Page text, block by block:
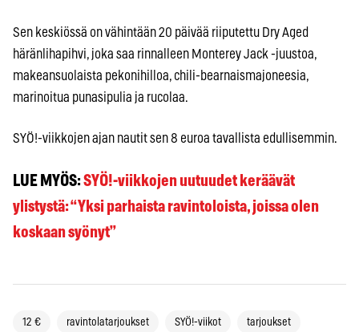
Sen keskiössä on vähintään 20 päivää riiputettu Dry Aged
häränlihapihvi, joka saa rinnalleen Monterey Jack -juustoa,
makeansuolaista pekonihilloa, chili-bearnaismajoneesia,
marinoitua punasipulia ja rucolaa.
SYÖ!-viikkojen ajan nautit sen 8 euroa tavallista edullisemmin.
LUE MYÖS:SYÖ!-viikkojen uutuudet keräävät
ylistystä: “Yksi parhaista ravintoloista, joissa olen
koskaan syönyt”
12 € ravintolatarjoukset SYÖ!-viikot tarjoukset